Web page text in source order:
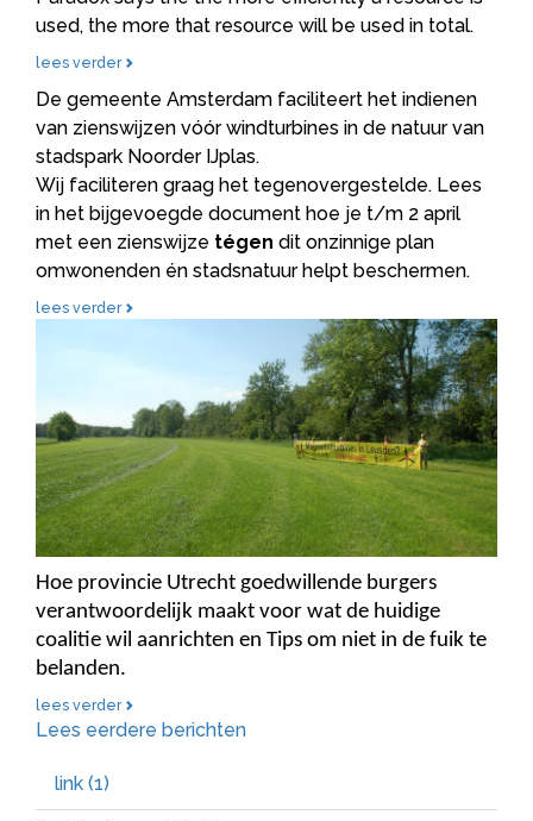
used, the more that resource will be used in total.
lees verder
De gemeente Amsterdam faciliteert het indienen
van zienswijzen vóór windturbines in de natuur van
stadspark Noorder IJplas.
Wij faciliteren graag het tegenovergestelde. Lees
in het bijgevoegde document hoe je t/m 2 april
met een zienswijze tégen dit onzinnige plan
omwonenden én stadsnatuur helpt beschermen.
lees verder
Hoe provincie Utrecht goedwillende burgers
verantwoordelijk maakt voor wat de huidige
coalitie wil aanrichten en Tips om niet in de fuik te
belanden.
lees verder
Lees eerdere berichten
link (1)